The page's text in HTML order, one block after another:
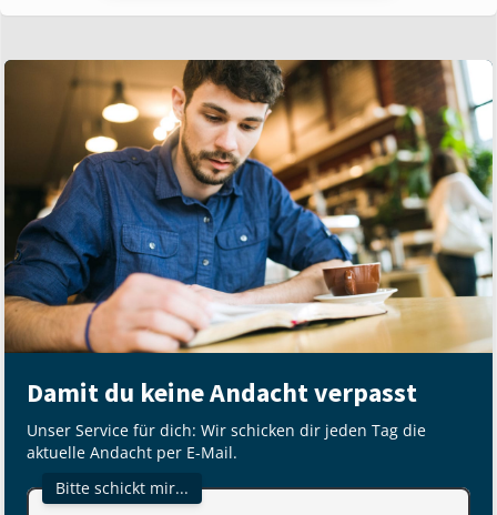
Damit du keine Andacht verpasst
Unser Service für dich: Wir schicken dir jeden Tag die
aktuelle Andacht per E-Mail.
Bitte schickt mir...